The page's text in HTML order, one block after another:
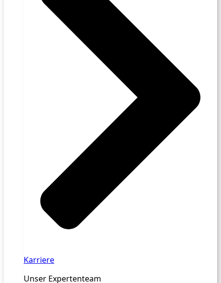
Karriere
Unser Expertenteam